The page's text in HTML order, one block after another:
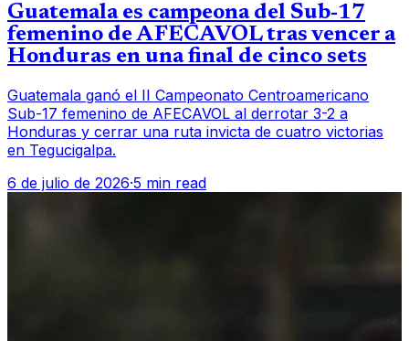
Guatemala es campeona del Sub-17
femenino de AFECAVOL tras vencer a
Honduras en una final de cinco sets
Guatemala ganó el II Campeonato Centroamericano
Sub-17 femenino de AFECAVOL al derrotar 3-2 a
Honduras y cerrar una ruta invicta de cuatro victorias
en Tegucigalpa.
6 de julio de 2026·5 min read